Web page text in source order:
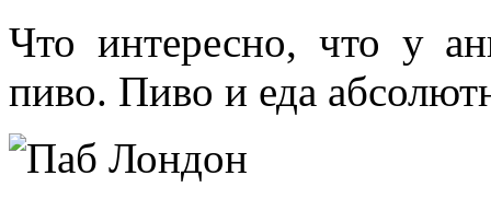
Что интересно, что у
пиво. Пиво и еда